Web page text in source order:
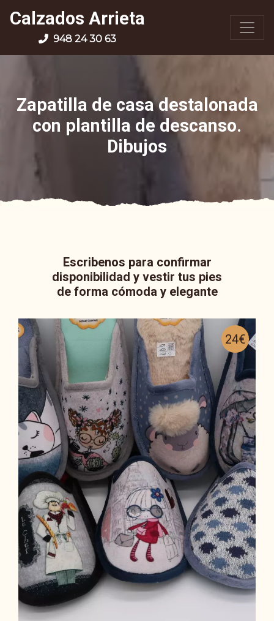
Calzados Arrieta
948 24 30 63
Zapatilla de casa destalonada
con plantilla de descanso.
Dibujos
Escribenos para confirmar
disponibilidad y vestir tus pies
de forma cómoda y elegante
24€